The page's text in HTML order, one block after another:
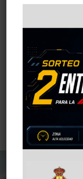
¿Cómo
seguro
Hay casos en
coche tiene
útil para
tienes para